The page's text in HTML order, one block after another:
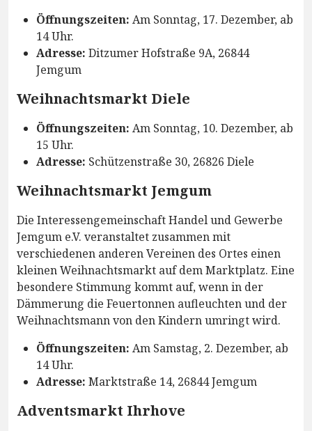
Öffnungszeiten: Am Sonntag, 17. Dezember, ab
14 Uhr.
Adresse: Ditzumer Hofstraße 9A, 26844
Jemgum
Weihnachtsmarkt Diele
Öffnungszeiten: Am Sonntag, 10. Dezember, ab
15 Uhr.
Adresse: Schützenstraße 30, 26826 Diele
Weihnachtsmarkt Jemgum
Die Interessengemeinschaft Handel und Gewerbe
Jemgum e.V. veranstaltet zusammen mit
verschiedenen anderen Vereinen des Ortes einen
kleinen Weihnachtsmarkt auf dem Marktplatz. Eine
besondere Stimmung kommt auf, wenn in der
Dämmerung die Feuertonnen aufleuchten und der
Weihnachtsmann von den Kindern umringt wird.
Öffnungszeiten: Am Samstag, 2. Dezember, ab
14 Uhr.
Adresse: Marktstraße 14, 26844 Jemgum
Adventsmarkt Ihrhove